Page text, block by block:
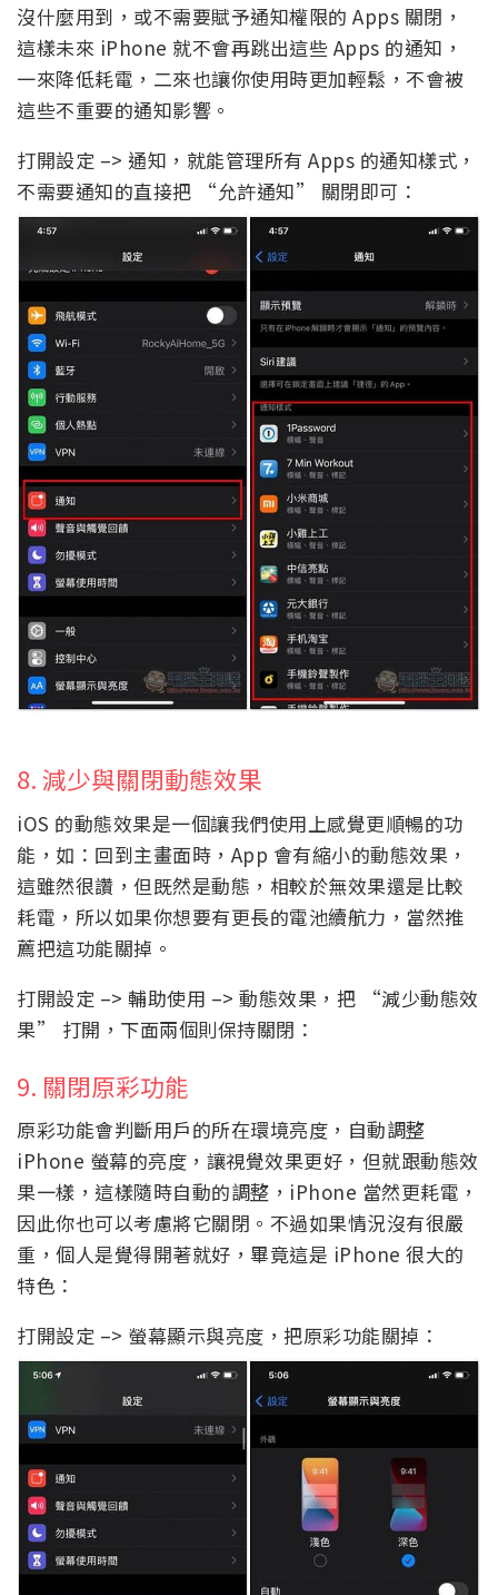
沒什麼用到，或不需要賦予通知權限的 Apps 關閉，
這樣未來 iPhone 就不會再跳出這些 Apps 的通知，
一來降低耗電，二來也讓你使用時更加輕鬆，不會被
這些不重要的通知影響。
打開設定 –> 通知，就能管理所有 Apps 的通知樣式，
不需要通知的直接把 “允許通知” 關閉即可：
8. 減少與關閉動態效果
iOS 的動態效果是一個讓我們使用上感覺更順暢的功
能，如：回到主畫面時，App 會有縮小的動態效果，
這雖然很讚，但既然是動態，相較於無效果還是比較
耗電，所以如果你想要有更長的電池續航力，當然推
薦把這功能關掉。
打開設定 –> 輔助使用 –> 動態效果，把 “減少動態效
果” 打開，下面兩個則保持關閉：
9. 關閉原彩功能
原彩功能會判斷用戶的所在環境亮度，自動調整
iPhone 螢幕的亮度，讓視覺效果更好，但就跟動態效
果一樣，這樣隨時自動的調整，iPhone 當然更耗電，
因此你也可以考慮將它關閉。不過如果情況沒有很嚴
重，個人是覺得開著就好，畢竟這是 iPhone 很大的
特色：
打開設定 –> 螢幕顯示與亮度，把原彩功能關掉：